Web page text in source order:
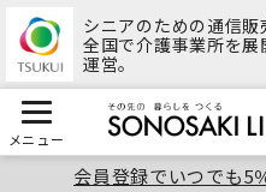
シニアのための通信販
全国で介護事業所を
運営。
メニュー
会員登録でいつでも5